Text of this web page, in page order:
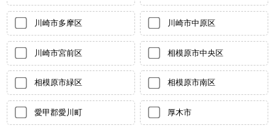
川崎市多摩区 川崎市中原区
川崎市宮前区 相模原市中央区
相模原市緑区 相模原市南区
愛甲郡愛川町 厚木市